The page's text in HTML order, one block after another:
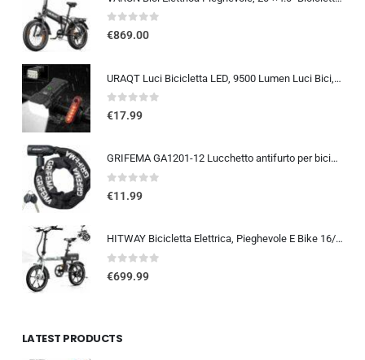
0out of 5
€869.00
URAQT Luci Bicicletta LED, 9500 Lumen Luci Bici, USB Ricaricabile 12 LED Super Luminosa, IP65 Impermeabile 5+4 modalità, Luce
0out of 5
€17.99
GRIFEMA GA1201-12 Lucchetto antifurto per bicicletta con chiave, lucchetto a catena per biciclette, moto, scooter, 120 cm, ne
0out of 5
€11.99
HITWAY Bicicletta Elettrica, Pieghevole E Bike 16/20 Pollici, Motore 250W Velocità Massima 25km/h, Batteria Al Litio 36V 9…
0out of 5
€699.99
LATEST PRODUCTS